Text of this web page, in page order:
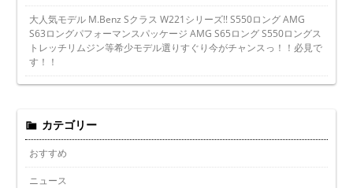
大人気モデル M.Benz Sクラス W221シリーズ!! S550ロング AMG
S63ロングパフォーマンスパッケージ AMG S65ロング S550ロングス
トレッチリムジン等希少モデル選りすぐり今がチャンスっ！！必見で
す！！
カテゴリー
おすすめ
ニュース